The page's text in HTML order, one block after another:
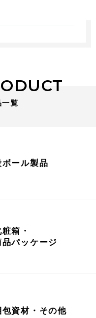
一覧
ボール製品
箱・
品パッケージ
包資材・その他